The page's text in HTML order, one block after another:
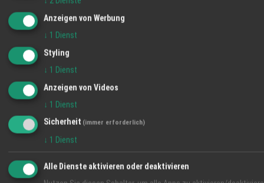
Überwiegend Bewölkt
06:13
MO
36° / 22°
47 %
Anzeigen von Werbung
↓ 1 Dienst
Styling
↓ 1 Dienst
Anzeigen von Videos
↓ 1 Dienst
Sicherheit (immer erforderlich)
↓ 1 Dienst
Alle Dienste aktivieren oder deaktivieren